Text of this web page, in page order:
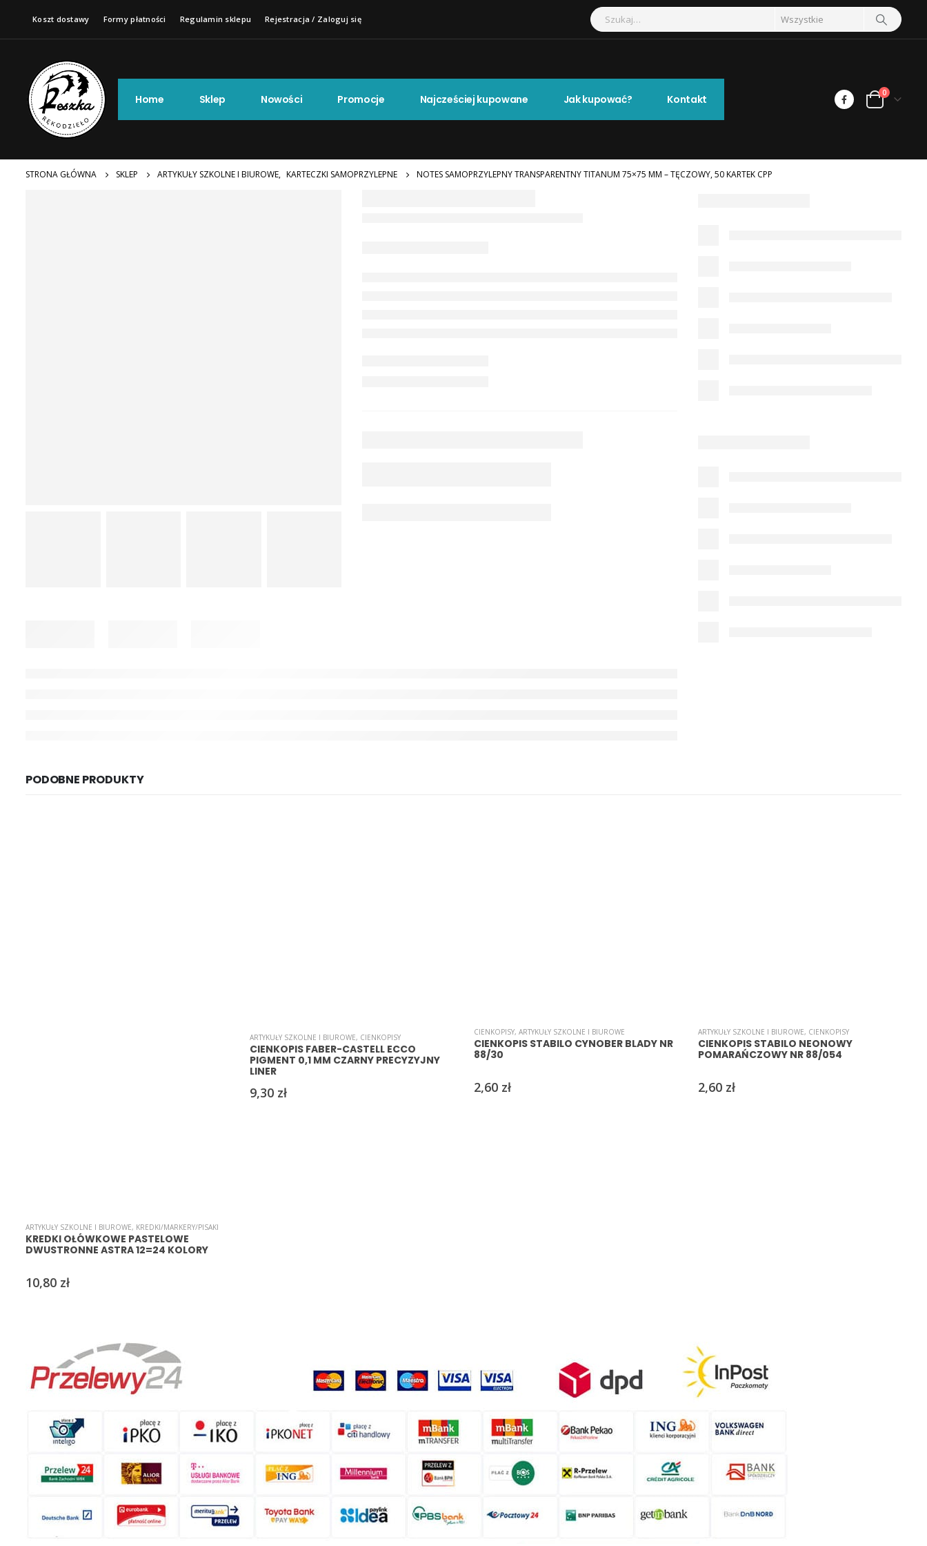
Koszt dostawy Formy płatności Regulamin sklepu Rejestracja / Zaloguj się
Home Sklep Nowości Promocje Najcześciej kupowane Jak kupować? Kontakt 0
STRONA GŁÓWNA SKLEP ARTYKUŁY SZKOLNE I BIUROWE, KARTECZKI SAMOPRZYLEPNE NOTES SAMOPRZYLEPNY TRANSPARENTNY TITANUM 75×75 MM – TĘCZOWY, 50 KARTEK CPP
PODOBNE PRODUKTY
ARTYKUŁY SZKOLNE I BIUROWE, KREDKI/MARKERY/PISAKI
KREDKI OŁÓWKOWE PASTELOWE
DWUSTRONNE ASTRA 12=24 KOLORY
10,80 zł
ARTYKUŁY SZKOLNE I BIUROWE, CIENKOPISY
CIENKOPIS FABER-CASTELL ECCO
PIGMENT 0,1 MM CZARNY PRECYZYJNY
LINER
9,30 zł
CIENKOPISY, ARTYKUŁY SZKOLNE I BIUROWE
CIENKOPIS STABILO CYNOBER BLADY NR
88/30
2,60 zł
ARTYKUŁY SZKOLNE I BIUROWE, CIENKOPISY
CIENKOPIS STABILO NEONOWY
POMARAŃCZOWY NR 88/054
2,60 zł